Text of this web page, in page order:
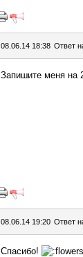
08.06.14 18:38 Ответ
Запишите меня на
08.06.14 19:20 Ответ
Спасибо!